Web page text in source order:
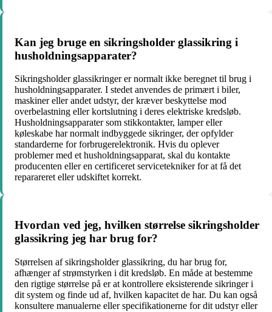
Kan jeg bruge en sikringsholder glassikring i
husholdningsapparater?
Sikringsholder glassikringer er normalt ikke beregnet til brug i
husholdningsapparater. I stedet anvendes de primært i biler,
maskiner eller andet udstyr, der kræver beskyttelse mod
overbelastning eller kortslutning i deres elektriske kredsløb.
Husholdningsapparater som stikkontakter, lamper eller
køleskabe har normalt indbyggede sikringer, der opfylder
standarderne for forbrugerelektronik. Hvis du oplever
problemer med et husholdningsapparat, skal du kontakte
producenten eller en certificeret servicetekniker for at få det
reparareret eller udskiftet korrekt.
Hvordan ved jeg, hvilken størrelse sikringsholder
glassikring jeg har brug for?
Størrelsen af ​​sikringsholder glassikring, du har brug for,
afhænger af strømstyrken i dit kredsløb. En måde at bestemme
den rigtige størrelse på er at kontrollere eksisterende sikringer i
dit system og finde ud af, hvilken kapacitet de har. Du kan også
konsultere manualerne eller specifikationerne for dit udstyr eller